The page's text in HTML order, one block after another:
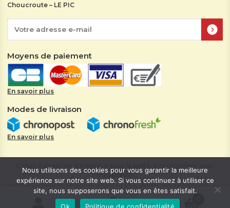
Choucroute – LE PIC
Moyens de paiement
En savoir plus
Modes de livraison
En savoir plus
modération
Mentions légales |Politique de confidentialité
© La Maison de
La Choucroute 2026 - Site réalisé parChrysalead GROUP
Nous utilisons des cookies pour vous garantir la meilleure
expérience sur notre site web. Si vous continuez à utiliser ce
site, nous supposerons que vous en êtes satisfait.
Ok
Politique de confidentialité